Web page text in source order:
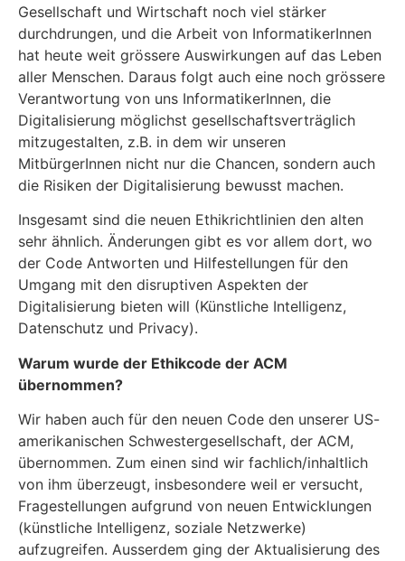
Gesellschaft und Wirtschaft noch viel stärker
durchdrungen, und die Arbeit von InformatikerInnen
hat heute weit grössere Auswirkungen auf das Leben
aller Menschen. Daraus folgt auch eine noch grössere
Verantwortung von uns InformatikerInnen, die
Digitalisierung möglichst gesellschaftsverträglich
mitzugestalten, z.B. in dem wir unseren
MitbürgerInnen nicht nur die Chancen, sondern auch
die Risiken der Digitalisierung bewusst machen.
Insgesamt sind die neuen Ethikrichtlinien den alten
sehr ähnlich. Änderungen gibt es vor allem dort, wo
der Code Antworten und Hilfestellungen für den
Umgang mit den disruptiven Aspekten der
Digitalisierung bieten will (Künstliche Intelligenz,
Datenschutz und Privacy).
Warum wurde der Ethikcode der ACM
übernommen?
Wir haben auch für den neuen Code den unserer US-
amerikanischen Schwestergesellschaft, der ACM,
übernommen. Zum einen sind wir fachlich/inhaltlich
von ihm überzeugt, insbesondere weil er versucht,
Fragestellungen aufgrund von neuen Entwicklungen
(künstliche Intelligenz, soziale Netzwerke)
aufzugreifen. Ausserdem ging der Aktualisierung des